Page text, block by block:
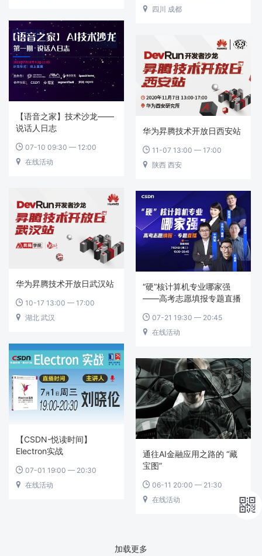
 四川 成都
【语音之家】技术沙龙——
说话人日志
 07-10 09:30 — 12:00
 在线活动
华为昇腾技术开放日西安站
 11-07 13:00 — 17:00
 陕西 西安
华为昇腾技术开放日武汉站
 10-17 13:00 — 17:00
 湖北 武汉
“硬”核计算机专业哪家强
——高考志愿填报专题直播
 07-21 19:30 — 20:45
 在线活动
【CSDN-悦读时间】
Electron实战
 07-01 19:00 — 20:30
 在线活动
通往AI金融应用之路的 “藏
宝图”
 06-11 20:00 — 21:30
 在线活动
加载更多
